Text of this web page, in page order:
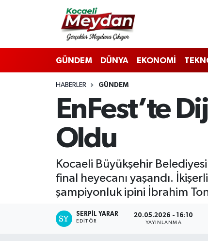
GÜNDEM DÜNYA EKONOMİ
HABERLER GÜNDEM
EnFest’te
Oldu
Kocaeli Büyükşehir
final heyecanı yaşandı.
şampiyonluk ipini İbrahim
SERPİL YARAR
EDITÖR
20.05.2026 - 16:10
YAYINLANMA
Nöbetçi Eczaneler
Hava Durumu
Trafik Durumu
Süper Lig Puan Durumu ve Fikstür
Tüm Manşetler
Son Dakika Haberleri